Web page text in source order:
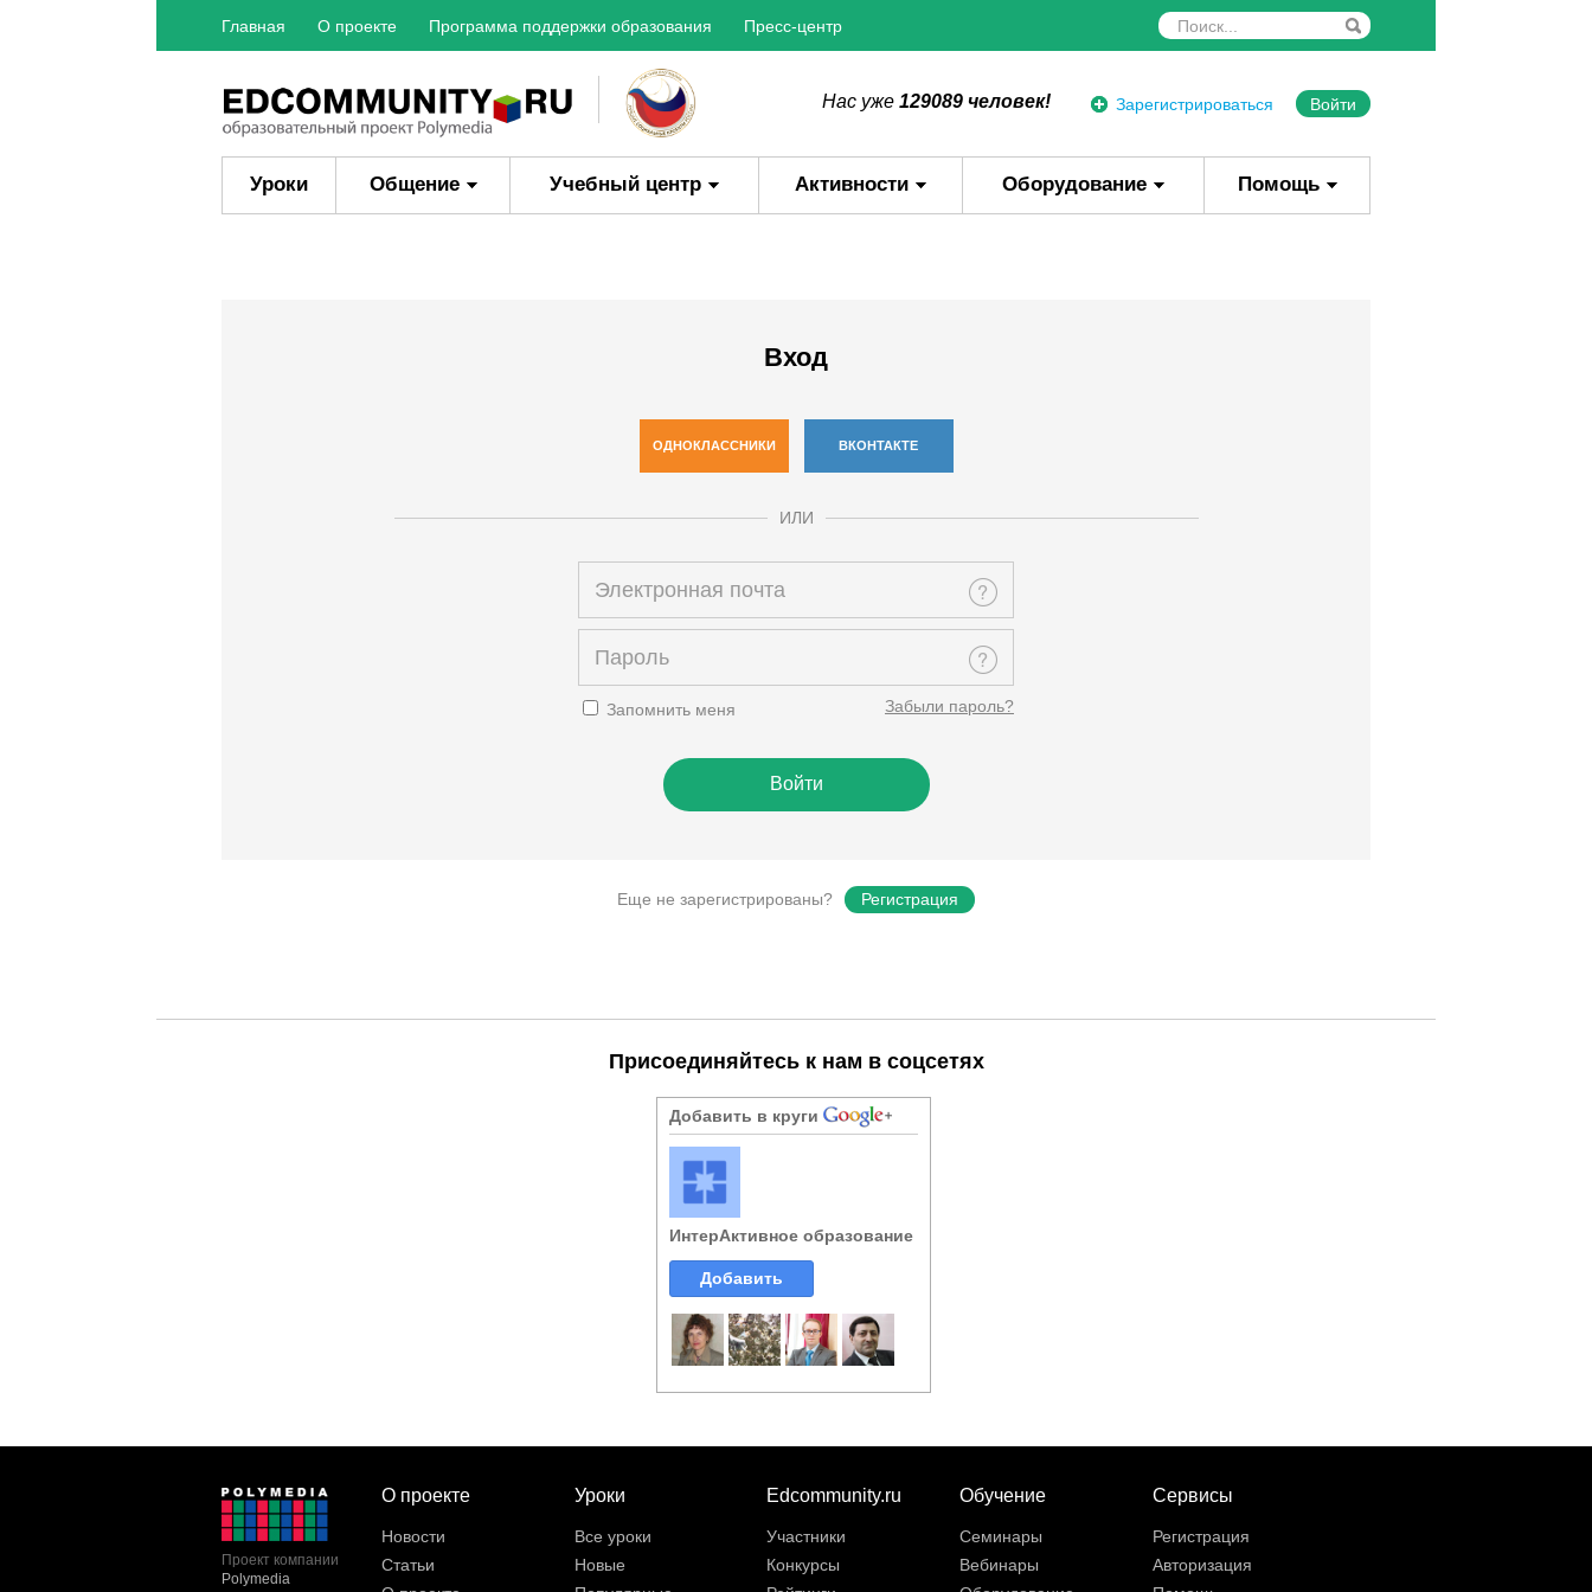
Главная О проекте Программа поддержки образования Пресс-центр
Зарегистрироваться Войти
Нас уже 129089 человек!
Уроки Общение Учебный центр Активности Оборудование Помощь
Вход
ОДНОКЛАССНИКИ ВКОНТАКТЕ
ИЛИ
Запомнить меня Забыли пароль?
Еще не зарегистрированы? Регистрация
Присоединяйтесь к нам в соцсетях
Добавить в круги
ИнтерАктивное образование
Добавить
Проект компании
Polymedia
О проекте
Новости
Статьи
Уроки
Все уроки
Новые
Edcommunity.ru
Участники
Конкурсы
Обучение
Семинары
Вебинары
Сервисы
Регистрация
Авторизация